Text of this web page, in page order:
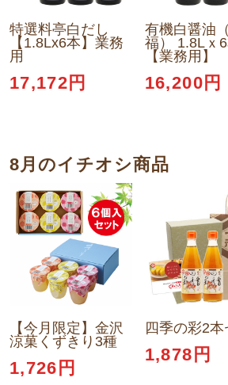
特選料亭白だし
【1.8Lx6本】業務
用
17,172円
有機白醤油
福） 1.8Lｘ
【業務用】
16,200円
8月のイチオシ商品
【今月限定】金沢
涼菓くずきり3種
1,726円
四季の彩2本
1,878円